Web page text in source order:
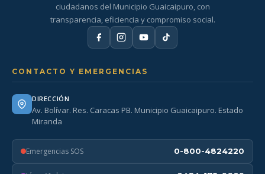
ciudadanos del Municipio Guaicaipuro, con
transparencia, eficiencia y compromiso social.
CONTACTO Y EMERGENCIAS
DIRECCIÓN
Av. Bolívar. Res. Caracas PB. Municipio Guaicaipuro. Estado
Miranda
Emergencias SOS 0-800-4824220